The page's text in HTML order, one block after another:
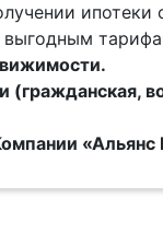
выгодным